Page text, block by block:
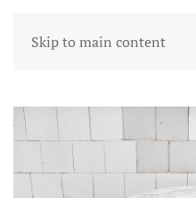
Skip to main content